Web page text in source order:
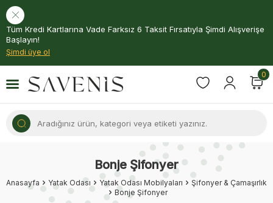
Tüm Kredi Kartlarına Vade Farksız 6 Taksit Fırsatıyla Şimdi Alışverişe
Başlayın!
Şimdi üye ol
0
Bonje Şifonyer
Anasayfa Yatak Odası Yatak Odası Mobilyaları
Şifonyer & Çamaşırlık
Bonje Şifonyer